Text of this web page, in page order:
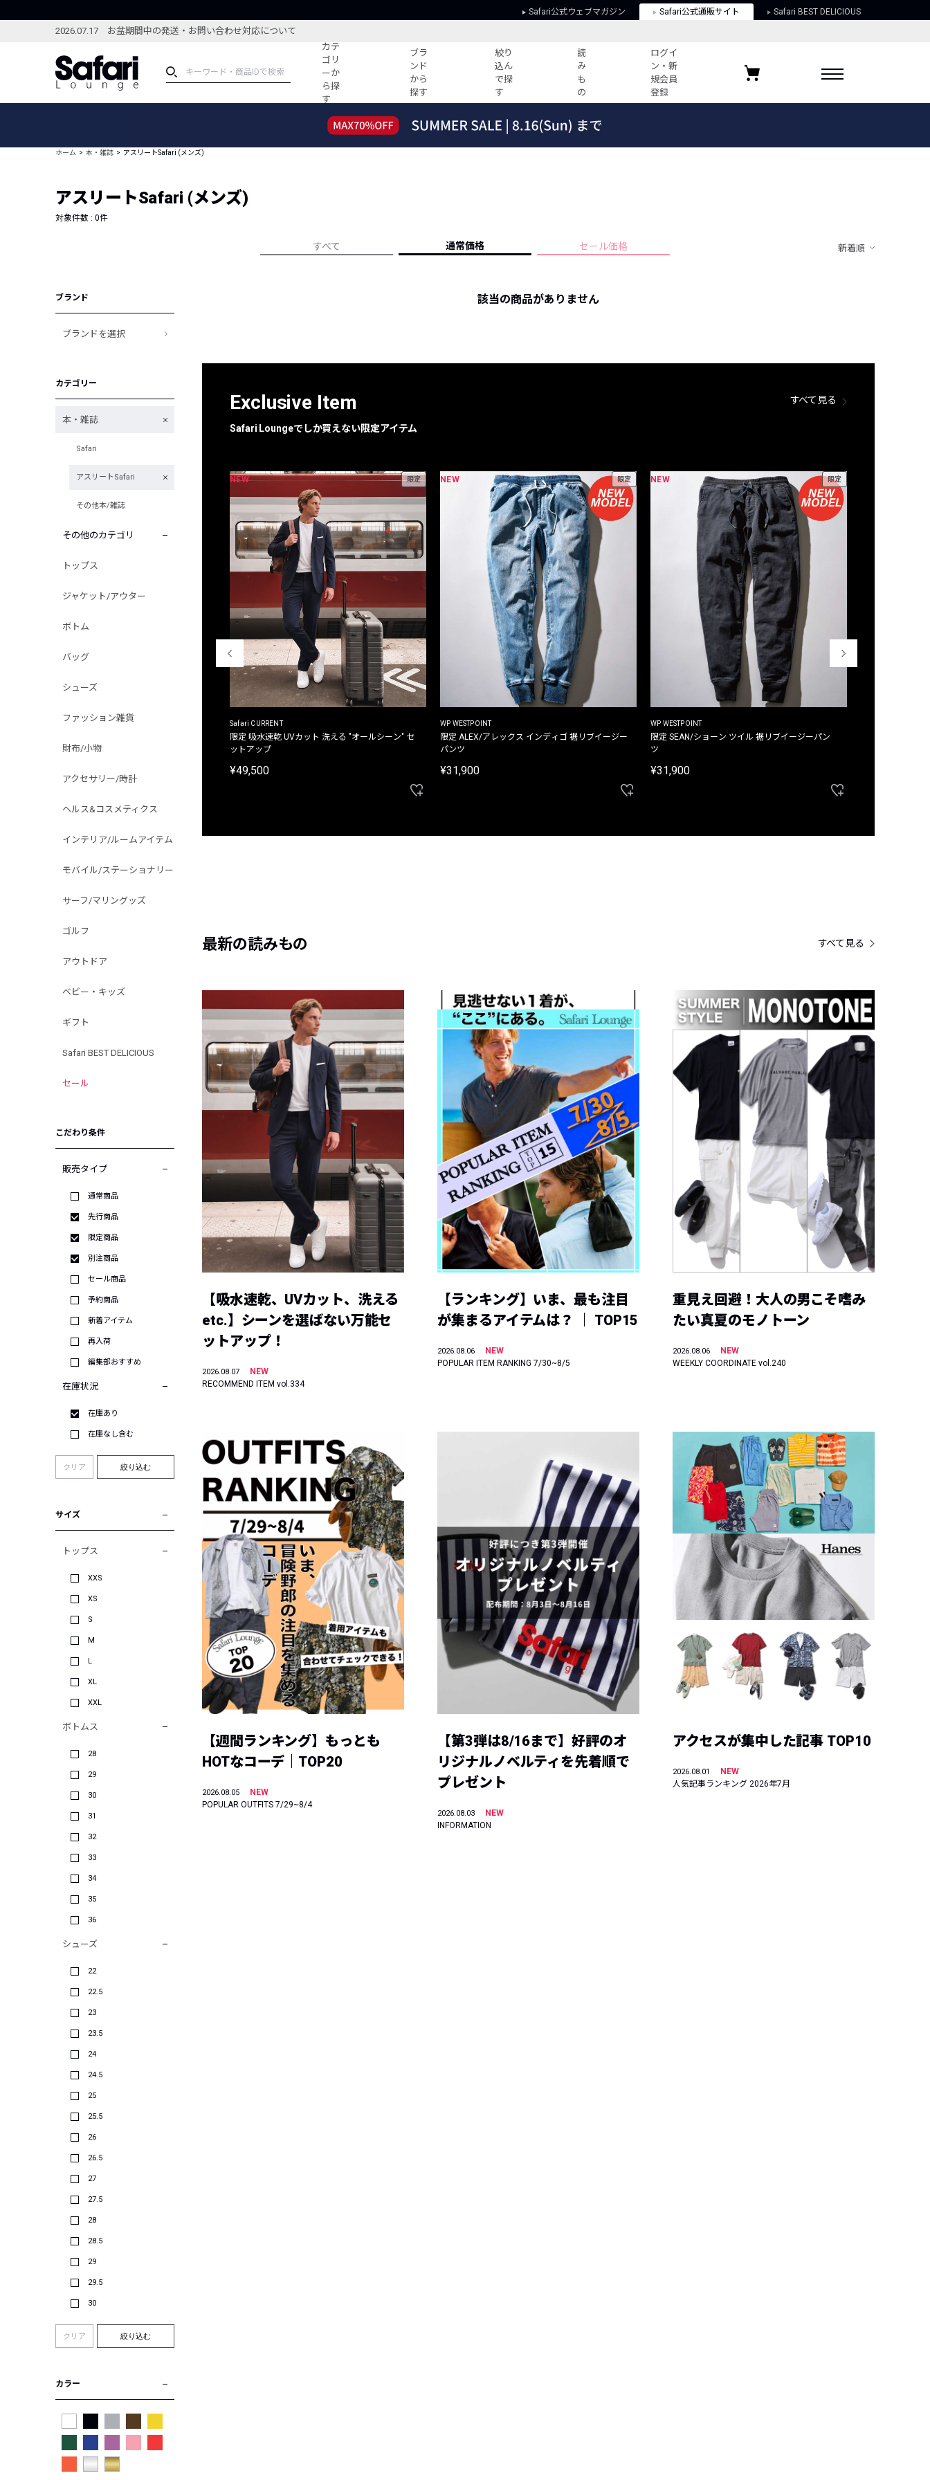
Safari公式ウェブマガジン Safari公式通販サイト Safari BEST DELICIOUS
2026.07.17 お盆期間中の発送・お問い合わせ対応について
カテ
ゴリ
ーか
ら探
す
ブラ
ンド
から
探す
絞り
込ん
で探
す
読
み
も
の
ログイ
ン・新
規会員
登録
ブランドから探す
新着アイテム
編集部のおすすめアイテム
コーディネート
すべての記事
人気記事ランキング
フォーカスブランド
プライバシーポリシー
お気に入りブランド
ホーム 本・雑誌 アスリートSafari (メンズ)
アスリートSafari (メンズ)
対象件数 : 0件
すべて 通常価格 セール価格 新着順
ブランド
ブランドを選択
カテゴリー
本・雑誌
Safari
アスリートSafari
その他本/雑誌
その他のカテゴリ
トップス
ジャケット/アウター
ボトム
バッグ
シューズ
ファッション雑貨
財布/小物
アクセサリー/時計
ヘルス&コスメティクス
インテリア/ルームアイテム
モバイル/ステーショナリー
サーフ/マリングッズ
ゴルフ
アウトドア
ベビー・キッズ
ギフト
Safari BEST DELICIOUS
セール
こだわり条件
販売タイプ
通常商品
先行商品
限定商品
別注商品
セール商品
予約商品
新着アイテム
再入荷
編集部おすすめ
在庫状況
在庫あり
在庫なし含む
クリア 絞り込む
サイズ
トップス
XXS
XS
S
M
L
XL
XXL
ボトムス
28
29
30
31
32
33
34
35
36
シューズ
22
22.5
23
23.5
24
24.5
25
25.5
26
26.5
27
27.5
28
28.5
29
29.5
30
クリア 絞り込む
カラー
該当の商品がありません
Exclusive Item
Safari Loungeでしか買えない限定アイテム
すべて見る
NEW 限定
Safari CURRENT
限定 吸水速乾 UVカット 洗える "オールシーン" セ
ットアップ
¥49,500
NEW 限定
WP WESTPOINT
限定 ALEX/アレックス インディゴ 裾リブイージー
パンツ
¥31,900
NEW 限定
WP WESTPOINT
限定 SEAN/ショーン ツイル 裾リブイージーパン
ツ
¥31,900
最新の読みもの すべて見る
【吸水速乾、UVカット、洗える
etc.】シーンを選ばない万能セ
ットアップ！
2026.08.07
NEW
RECOMMEND ITEM vol.334
【ランキング】いま、最も注目
が集まるアイテムは？ ｜ TOP15
2026.08.06
NEW
POPULAR ITEM RANKING 7/30~8/5
重見え回避！大人の男こそ嗜み
たい真夏のモノトーン
2026.08.06
NEW
WEEKLY COORDINATE vol.240
【週間ランキング】もっとも
HOTなコーデ｜TOP20
2026.08.05
NEW
POPULAR OUTFITS 7/29~8/4
【第3弾は8/16まで】好評のオ
リジナルノベルティを先着順で
プレゼント
2026.08.03
NEW
INFORMATION
アクセスが集中した記事 TOP10
2026.08.01
NEW
人気記事ランキング 2026年7月